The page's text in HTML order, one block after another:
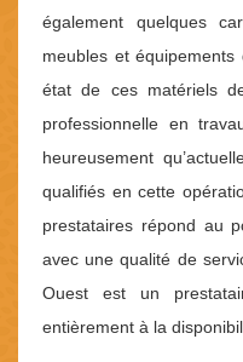
également quelques
meubles et
état de ces matériels
professionnelle en
heureusement
qualifiés en cette
prestataires répond au
avec une qualité de
Ouest est un
entièrement à la